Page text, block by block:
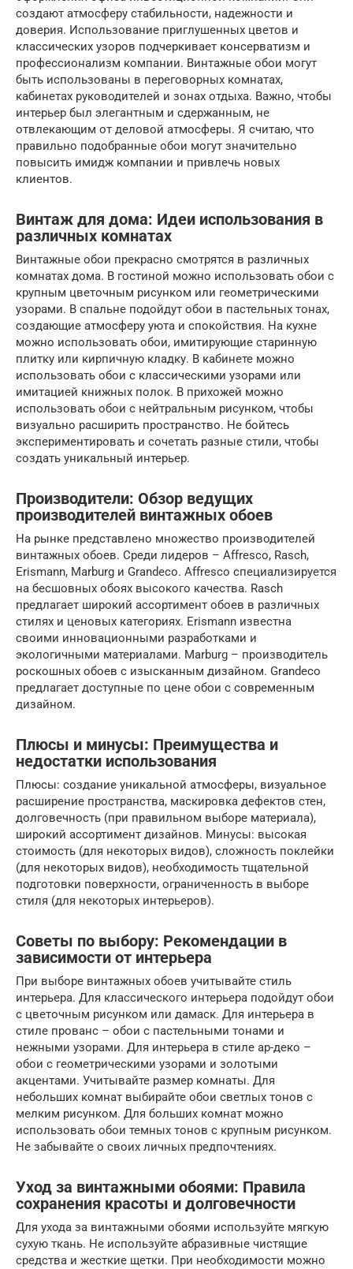
создают атмосферу стабильности, надежности и
доверия. Использование приглушенных цветов и
классических узоров подчеркивает консерватизм и
профессионализм компании. Винтажные обои могут
быть использованы в переговорных комнатах,
кабинетах руководителей и зонах отдыха. Важно, чтобы
интерьер был элегантным и сдержанным, не
отвлекающим от деловой атмосферы. Я считаю, что
правильно подобранные обои могут значительно
повысить имидж компании и привлечь новых
клиентов.
Винтаж для дома: Идеи использования в
различных комнатах
Винтажные обои прекрасно смотрятся в различных
комнатах дома. В гостиной можно использовать обои с
крупным цветочным рисунком или геометрическими
узорами. В спальне подойдут обои в пастельных тонах,
создающие атмосферу уюта и спокойствия. На кухне
можно использовать обои, имитирующие старинную
плитку или кирпичную кладку. В кабинете можно
использовать обои с классическими узорами или
имитацией книжных полок. В прихожей можно
использовать обои с нейтральным рисунком, чтобы
визуально расширить пространство. Не бойтесь
экспериментировать и сочетать разные стили, чтобы
создать уникальный интерьер.
Производители: Обзор ведущих
производителей винтажных обоев
На рынке представлено множество производителей
винтажных обоев. Среди лидеров – Affresco, Rasch,
Erismann, Marburg и Grandeco. Affresco специализируется
на бесшовных обоях высокого качества. Rasch
предлагает широкий ассортимент обоев в различных
стилях и ценовых категориях. Erismann известна
своими инновационными разработками и
экологичными материалами. Marburg – производитель
роскошных обоев с изысканным дизайном. Grandeco
предлагает доступные по цене обои с современным
дизайном.
Плюсы и минусы: Преимущества и
недостатки использования
Плюсы: создание уникальной атмосферы, визуальное
расширение пространства, маскировка дефектов стен,
долговечность (при правильном выборе материала),
широкий ассортимент дизайнов. Минусы: высокая
стоимость (для некоторых видов), сложность поклейки
(для некоторых видов), необходимость тщательной
подготовки поверхности, ограниченность в выборе
стиля (для некоторых интерьеров).
Советы по выбору: Рекомендации в
зависимости от интерьера
При выборе винтажных обоев учитывайте стиль
интерьера. Для классического интерьера подойдут обои
с цветочным рисунком или дамаск. Для интерьера в
стиле прованс – обои с пастельными тонами и
нежными узорами. Для интерьера в стиле ар-деко –
обои с геометрическими узорами и золотыми
акцентами. Учитывайте размер комнаты. Для
небольших комнат выбирайте обои светлых тонов с
мелким рисунком. Для больших комнат можно
использовать обои темных тонов с крупным рисунком.
Не забывайте о своих личных предпочтениях.
Уход за винтажными обоями: Правила
сохранения красоты и долговечности
Для ухода за винтажными обоями используйте мягкую
сухую ткань. Не используйте абразивные чистящие
средства и жесткие щетки. При необходимости можно